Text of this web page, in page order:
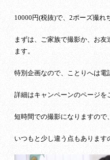
10000円(税抜)で、2ポーズ撮れ
まずは、ご家族で撮影か、お
ます。
特別企画なので、ことりへは電
詳細はキャンペーンのページを
短時間での撮影になりますので、
いつもと少し違う点もあります